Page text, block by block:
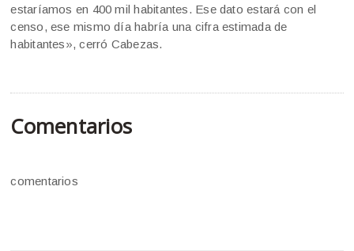
estaríamos en 400 mil habitantes. Ese dato estará con el
censo, ese mismo día habría una cifra estimada de
habitantes», cerró Cabezas.
Comentarios
comentarios